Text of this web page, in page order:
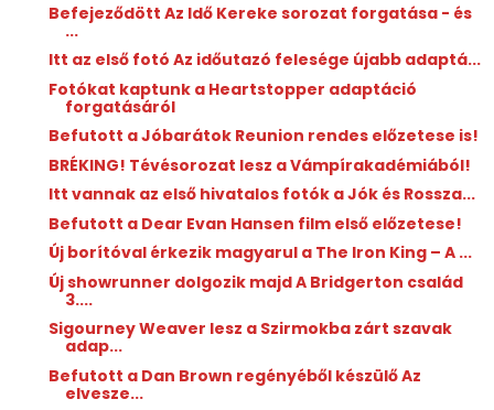
Befejeződött Az Idő Kereke sorozat forgatása - és
...
Itt az első fotó Az időutazó felesége újabb adaptá...
Fotókat kaptunk a Heartstopper adaptáció
forgatásáról
Befutott a Jóbarátok Reunion rendes előzetese is!
BRÉKING! Tévésorozat lesz a Vámpírakadémiából!
Itt vannak az első hivatalos fotók a Jók és Rossza...
Befutott a Dear Evan Hansen film első előzetese!
Új borítóval érkezik magyarul a The Iron King – A ...
Új showrunner dolgozik majd A Bridgerton család
3....
Sigourney Weaver lesz a Szirmokba zárt szavak
adap...
Befutott a Dan Brown regényéből készülő Az
elvesze...